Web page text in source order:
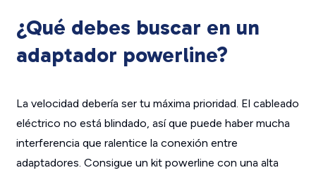
¿Qué debes buscar en un
adaptador powerline?
La velocidad debería ser tu máxima prioridad. El cableado
eléctrico no está blindado, así que puede haber mucha
interferencia que ralentice la conexión entre
adaptadores. Consigue un kit powerline con una alta